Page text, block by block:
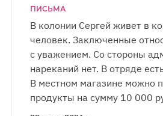
ПИСЬМА
В колонии Сергей живет в
человек. Заключенные
с уважением. Со стороны
нареканий нет. В отряде
В местном магазине можно
продукты на сумму 10 000